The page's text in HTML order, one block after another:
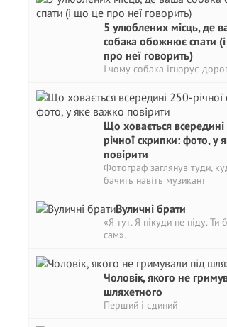
5 улюблених місць, де
собака обожнює спати
про неї говорить)
І чому собака ігнорує
Що ховається
річної скрипки: фото, у
повірити
Фотограф заглянув туди,
бачить навіть музикант
Вуличні брати
«Я тут. Я нікуди не піду. Ти
сам».
Чоловік, якого не
шляхетного
Перший і єдиний